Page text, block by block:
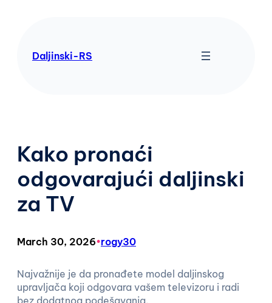
Daljinski-RS
Kako pronaći
odgovarajući daljinski
za TV
March 30, 2026•rogy30
Najvažnije je da pronađete model daljinskog
upravljača koji odgovara vašem televizoru i radi
bez dodatnog podešavanja.